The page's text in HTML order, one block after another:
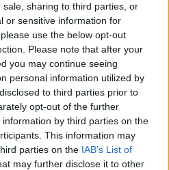
sharing to third parties, or
or sensitive information for
use the below opt-out
Please note that after your
you may continue seeing
personal information utilized by
to third parties prior to
opt-out of the further
by third parties on the
This information may
parties on the IAB’s List of
may further disclose it to other
Τζο Μπάιντεν θα
σχέδια για τη
Δικαστηρίου,
δύο
ζήτημα,
πιθανόν να
όρια για τις
και εφαρμοστέος